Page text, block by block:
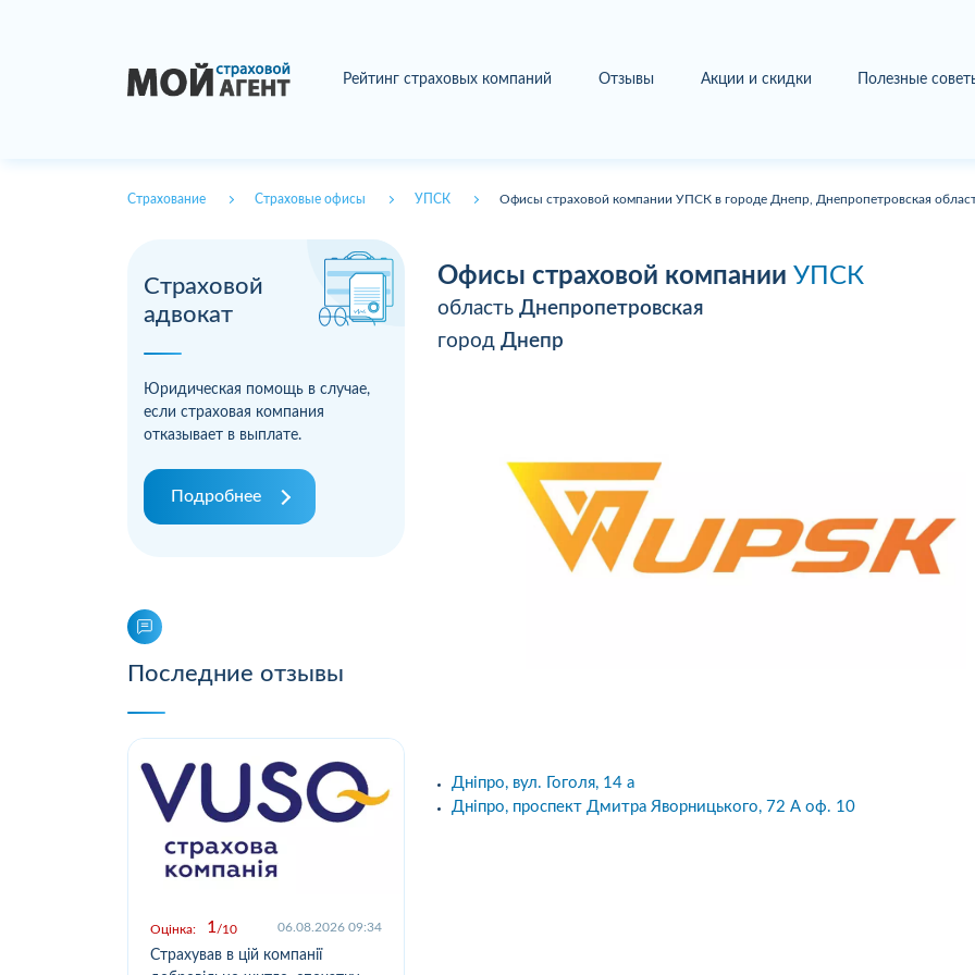
Рейтинг страховых компаний Отзывы Акции и скидки Полезные
Страхование Страховые офисы УПСК Офисы страховой компании УПСК в городе Днепр, Днепропетровская
Страховой
адвокат
Юридическая помощь в случае,
если страховая компания
отказывает в выплате.
Подробнее
Последние отзывы
Оцінка: 1 10 06.08.2026 09:34
Страхував в цій компанії
Офисы страховой компании УПСК
область Днепропетровская
город Днепр
Дніпро, вул. Гоголя, 14 а
Дніпро, проспект Дмитра Яворницького, 72 А оф. 10